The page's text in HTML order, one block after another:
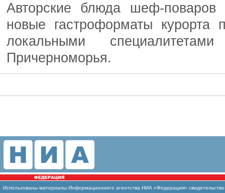
Авторские блюда шеф-поваров
новые гастроформаты курорта
локальными
Причерноморья.
Использованы материалы Информационного агентства НИА «Федерация»